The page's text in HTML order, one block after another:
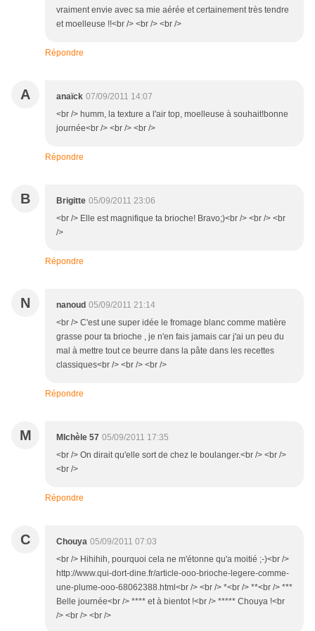
vraiment envie avec sa mie aérée et certainement très tendre
et moelleuse !!<br /> <br /> <br />
Répondre
A anaïck 07/09/2011 14:07
<br /> humm, la texture a l'air top, moelleuse à souhait!bonne
journée<br /> <br /> <br />
Répondre
B Brigitte 05/09/2011 23:06
<br /> Elle est magnifique ta brioche! Bravo;)<br /> <br /> <br
/>
Répondre
N nanoud 05/09/2011 21:14
<br /> C'est une super idée le fromage blanc comme matière
grasse pour ta brioche , je n'en fais jamais car j'ai un peu du
mal à mettre tout ce beurre dans la pâte dans les recettes
classiques<br /> <br /> <br />
Répondre
M MIchèle 57 05/09/2011 17:35
<br /> On dirait qu'elle sort de chez le boulanger.<br /> <br />
<br />
Répondre
C Chouya 05/09/2011 07:03
<br /> Hihihih, pourquoi cela ne m'étonne qu'a moitié ;-)<br />
http://www.qui-dort-dine.fr/article-ooo-brioche-legere-comme-
une-plume-ooo-68062388.html<br /> <br /> *<br /> **<br /> ***
Belle journée<br /> **** et à bientot !<br /> ***** Chouya !<br
/> <br /> <br />